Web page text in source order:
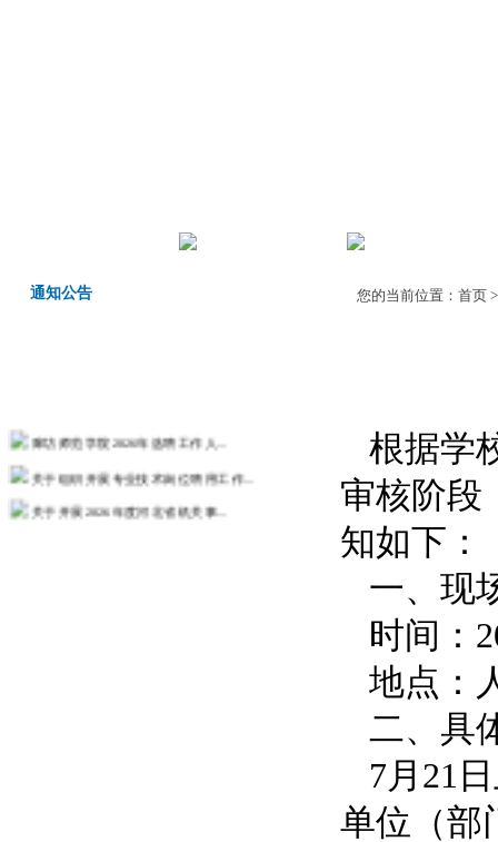
通知公告
廊坊师范学院2026年选聘工作人...
关于组织开展专业技术岗位聘用工作...
关于开展2026年度河北省机关事...
您的当前位置： 首页
根据学
审核阶段
知如下：
一、现
时间：
地点：
二、具
7月21
单位（部